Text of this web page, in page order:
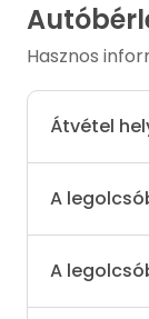
Hasznos
Átvétel
A
A